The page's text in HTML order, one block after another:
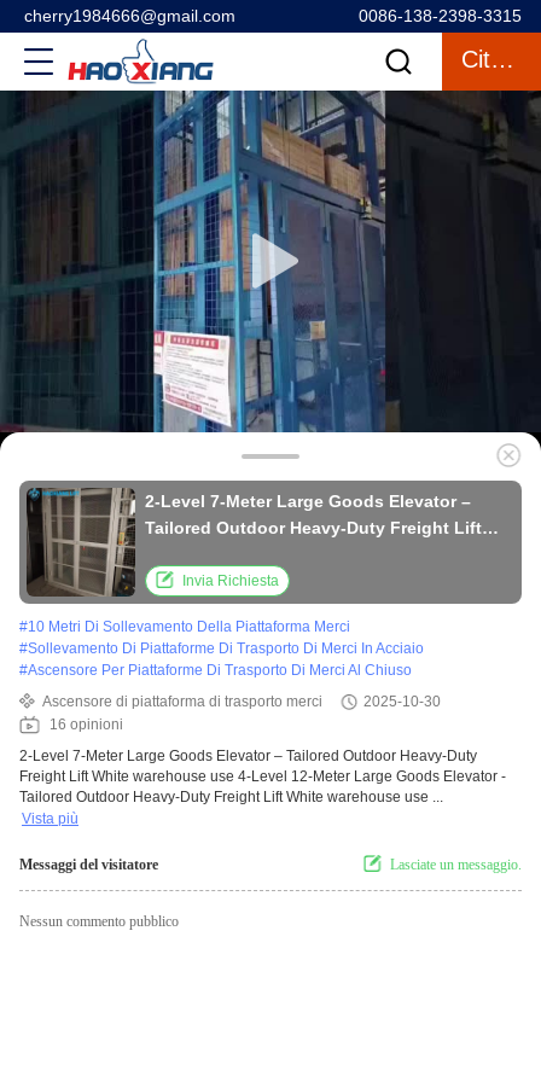
cherry1984666@gmail.com 0086-138-2398-3315
Citazione
2-Level 7-Meter Large Goods Elevator –
Tailored Outdoor Heavy-Duty Freight Lift
Invia Richiesta
#10 Metri Di Sollevamento Della Piattaforma Merci
#Sollevamento Di Piattaforme Di Trasporto Di Merci In Acciaio
#Ascensore Per Piattaforme Di Trasporto Di Merci Al Chiuso
Ascensore di piattaforma di trasporto merci
2025-10-30
16 opinioni
2-Level 7-Meter Large Goods Elevator – Tailored Outdoor Heavy-Duty
Freight Lift White warehouse use 4-Level 12-Meter Large Goods Elevator -
Tailored Outdoor Heavy-Duty Freight Lift White warehouse use ...
Vista più
Messaggi del visitatore Lasciate un messaggio.
Nessun commento pubblico